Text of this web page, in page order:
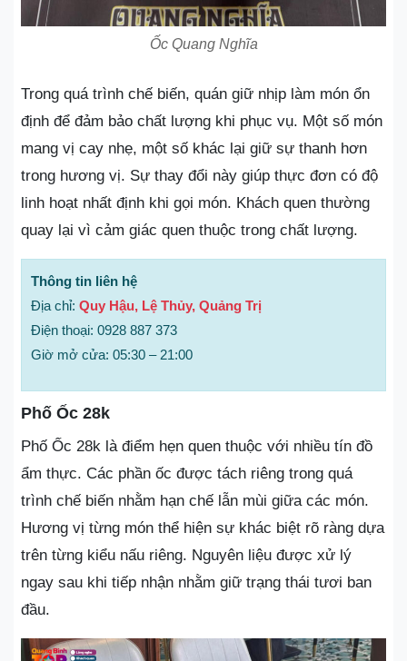
Ốc Quang Nghĩa
Trong quá trình chế biến, quán giữ nhịp làm món ổn
định để đảm bảo chất lượng khi phục vụ. Một số món
mang vị cay nhẹ, một số khác lại giữ sự thanh hơn
trong hương vị. Sự thay đổi này giúp thực đơn có độ
linh hoạt nhất định khi gọi món. Khách quen thường
quay lại vì cảm giác quen thuộc trong chất lượng.
Thông tin liên hệ
Địa chỉ: Quy Hậu, Lệ Thủy, Quảng Trị
Điện thoại: 0928 887 373
Giờ mở cửa: 05:30 – 21:00
Phố Ốc 28k
Phố Ốc 28k là điểm hẹn quen thuộc với nhiều tín đồ
ẩm thực. Các phần ốc được tách riêng trong quá
trình chế biến nhằm hạn chế lẫn mùi giữa các món.
Hương vị từng món thể hiện sự khác biệt rõ ràng dựa
trên từng kiểu nấu riêng. Nguyên liệu được xử lý
ngay sau khi tiếp nhận nhằm giữ trạng thái tươi ban
đầu.